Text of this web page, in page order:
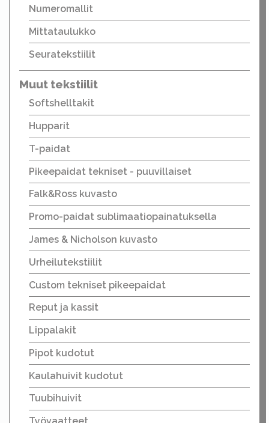
Numeromallit
Mittataulukko
Seuratekstiilit
Muut tekstiilit
Softshelltakit
Hupparit
T-paidat
Pikeepaidat tekniset - puuvillaiset
Falk&Ross kuvasto
Promo-paidat sublimaatiopainatuksella
James & Nicholson kuvasto
Urheilutekstiilit
Custom tekniset pikeepaidat
Reput ja kassit
Lippalakit
Pipot kudotut
Kaulahuivit kudotut
Tuubihuivit